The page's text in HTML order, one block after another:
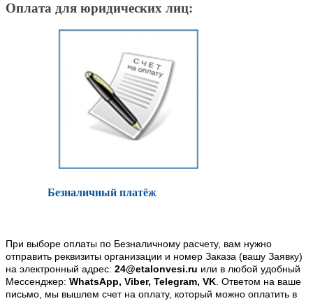
Оплата для юридических лиц:
Безналичный платёж
При выборе оплаты по Безналичному расчету, вам нужно
отправить реквизиты организации и номер Заказа (вашу Заявку)
на электронный адрес: 24@etalonvesi.ru или в любой удобный
Мессенджер: WhatsApp, Viber, Telegram, VK. Ответом на ваше
письмо, мы вышлем счет на оплату, который можно оплатить в